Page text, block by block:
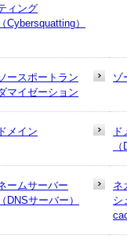
ィング
（Cybersquatting）
ースポートラン
マイゼーション
ゾ
ドメイン
ームサーバー
（DNSサーバー）
ネ
シ